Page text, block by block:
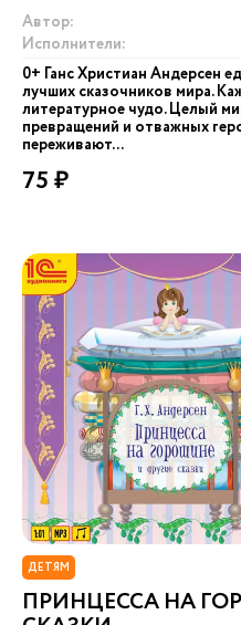
Автор:
Исполнители:
0+ Ганс Христиан Андерсен
лучших сказочников мира.
литературное чудо. Целый
превращений и отважных
переживают...
75 ₽
ДЕТЯМ
ПРИНЦЕССА НА